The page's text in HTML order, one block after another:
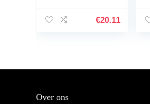
Aluminium Tuning
€20.11
Over ons